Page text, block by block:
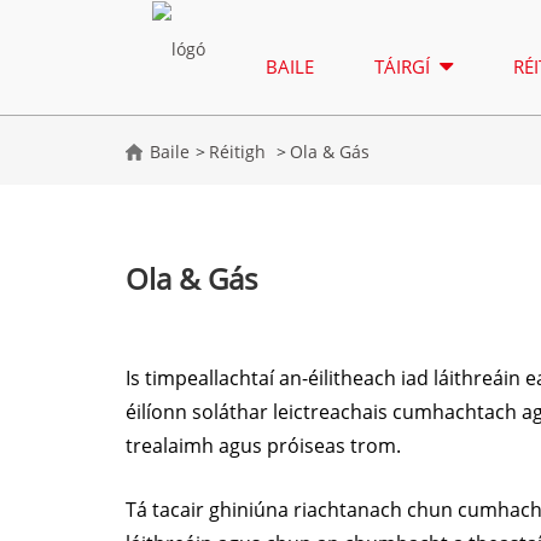
BAILE TÁIRGÍ
Baile Réitigh Ola & Gás
Ola & Gás
Is timpeallachtaí an-éilitheach iad láithreáin
éilíonn soláthar leictreachais cumhachtach
trealaimh agus próiseas trom.
Tá tacair ghiniúna riachtanach chun